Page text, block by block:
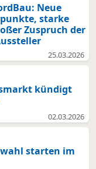
Neue
starke
Zuspruch der
25.03.2026
kündigt
02.03.2026
starten im